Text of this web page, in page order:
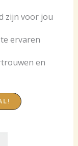
zijn voor jou
ervaren
en